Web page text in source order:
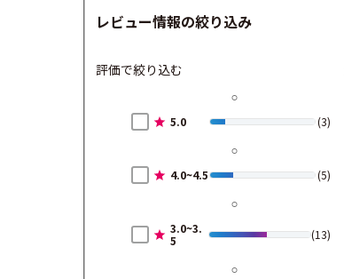
レビュー情報の絞り込み
評価で絞り込む
5.0 (3)
4.0~4.5 (5)
3.0~3.
5
(13)